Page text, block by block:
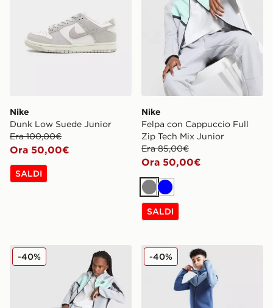
Nike
Dunk Low Suede Junior
Era 100,00€
Ora 50,00€
SALDI
Nike
Felpa con Cappuccio Full
Zip Tech Mix Junior
Era 85,00€
Ora 50,00€
Grigio
Blu
SALDI
Nike Joggers Tech Mix Junior
-40% Nike Pantaloni della tuta
-40%